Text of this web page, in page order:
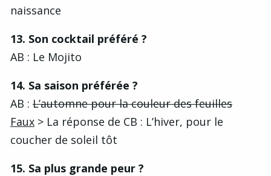
naissance
13. Son cocktail préféré ?
AB : Le Mojito
14. Sa saison préférée ?
AB : L’automne pour la couleur des feuilles
Faux > La réponse de CB : L’hiver, pour le
coucher de soleil tôt
15. Sa plus grande peur ?